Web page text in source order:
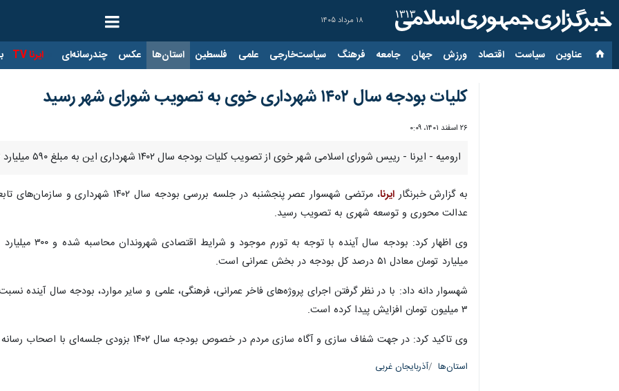
۱۸ مرداد ۱۴۰۵
عناوین‌ سیاست اقتصاد ورزش جهان جامعه فرهنگ سیاست‌خارجی علمی فلسطین استان‌ها عکس چندرسانه‌ای ایرنا TV
کلیات بودجه سال ۱۴۰۲ شهرداری خوی به تصویب شورای شهر رسید
۲۶ اسفند ۱۴۰۱، ۰:۰۹
ارومیه - ایرنا - رییس شورای اسلامی شهر خوی از تصویب کلیات بودجه سال ۱۴۰۲ شهرداری این به مبلغ ۵۹۰ میلیارد تومان خبر داد.
به گزارش خبرنگارایرنا
عدالت محوری و توسعه شهری به تصویب رسید.
میلیارد تومان معادل ۵۱ درصد کل بودجه در بخش عمرانی است.
۳ میلیون تومان افزایش پیدا کرده است.
وی تاکید کرد: در جهت شفاف سازی و آگاه سازی مردم در خصوص بودجه سال ۱۴۰۲ بزودی جلسه‌ای با اصحاب رسانه و خبرنگاران برگزار و همه موارد به سمع و نظر مردم خوی خواهد رسید.
استان‌ها آذربایجان غربی